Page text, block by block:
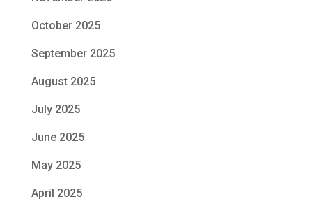
October 2025
September 2025
August 2025
July 2025
June 2025
May 2025
April 2025